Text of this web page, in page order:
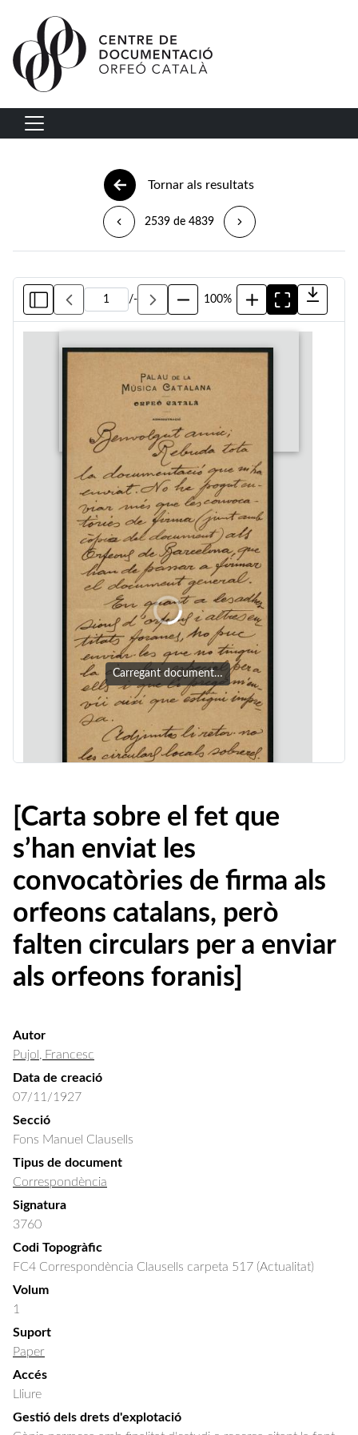
Vés al contingut
Navegació principal
Tornar als resultats
2539 de 4839
/- 100%
Carregant document…
[Carta sobre el fet que
s’han enviat les
convocatòries de firma als
orfeons catalans, però
falten circulars per a enviar
als orfeons foranis]
Autor
Pujol, Francesc
Data de creació
07/11/1927
Secció
Fons Manuel Clausells
Tipus de document
Correspondència
Signatura
3760
Codi Topogràfic
FC4 Correspondència Clausells carpeta 517 (Actualitat)
Volum
1
Suport
Paper
Accés
Lliure
Gestió dels drets d'explotació